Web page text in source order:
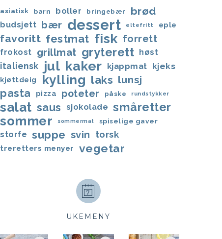
asiatisk barn boller bringebær brød
budsjett bær dessert eltefritt eple
favoritt festmat fisk forrett
frokost grillmat gryterett høst
italiensk jul kaker kjappmat kjeks
kjøttdeig kylling laks lunsj
pasta
pizza poteter påske rundstykker
salat saus sjokolade småretter
sommer sommermat spiselige gaver
storfe suppe svin torsk
treretters menyer vegetar
UKEMENY